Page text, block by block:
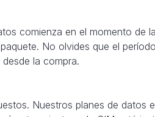
comienza en el momento de
No olvides que el
la compra.
Nuestros planes de datos